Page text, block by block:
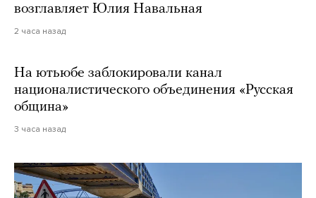
возглавляет Юлия Навальная
2 часа назад
На ютьюбе заблокировали канал
националистического объединения «Русская
община»
3 часа назад